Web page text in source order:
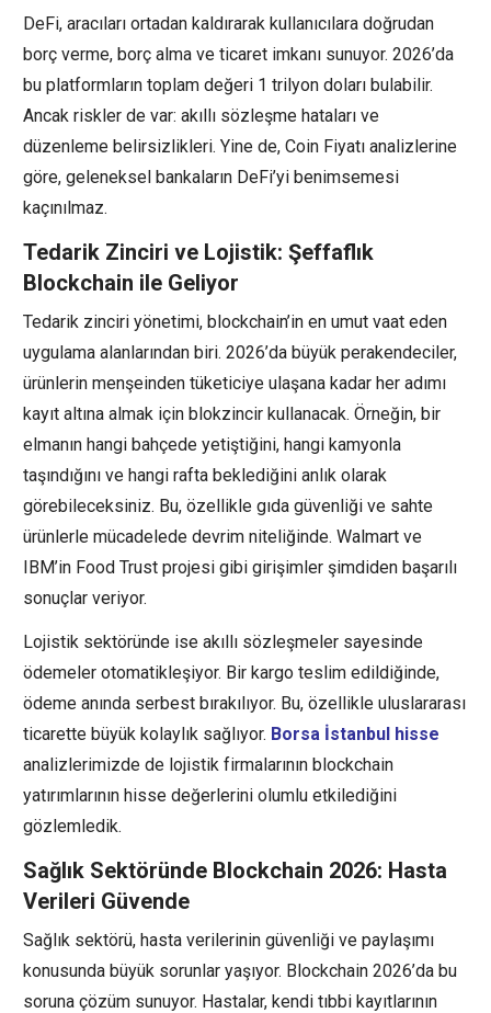
DeFi, aracıları ortadan kaldırarak kullanıcılara doğrudan
borç verme, borç alma ve ticaret imkanı sunuyor. 2026’da
bu platformların toplam değeri 1 trilyon doları bulabilir.
Ancak riskler de var: akıllı sözleşme hataları ve
düzenleme belirsizlikleri. Yine de, Coin Fiyatı analizlerine
göre, geleneksel bankaların DeFi’yi benimsemesi
kaçınılmaz.
Tedarik Zinciri ve Lojistik: Şeffaflık
Blockchain ile Geliyor
Tedarik zinciri yönetimi, blockchain’in en umut vaat eden
uygulama alanlarından biri. 2026’da büyük perakendeciler,
ürünlerin menşeinden tüketiciye ulaşana kadar her adımı
kayıt altına almak için blokzincir kullanacak. Örneğin, bir
elmanın hangi bahçede yetiştiğini, hangi kamyonla
taşındığını ve hangi rafta beklediğini anlık olarak
görebileceksiniz. Bu, özellikle gıda güvenliği ve sahte
ürünlerle mücadelede devrim niteliğinde. Walmart ve
IBM’in Food Trust projesi gibi girişimler şimdiden başarılı
sonuçlar veriyor.
Lojistik sektöründe ise akıllı sözleşmeler sayesinde
ödemeler otomatikleşiyor. Bir kargo teslim edildiğinde,
ödeme anında serbest bırakılıyor. Bu, özellikle uluslararası
ticarette büyük kolaylık sağlıyor. Borsa İstanbul hisse
analizlerimizde de lojistik firmalarının blockchain
yatırımlarının hisse değerlerini olumlu etkilediğini
gözlemledik.
Sağlık Sektöründe Blockchain 2026: Hasta
Verileri Güvende
Sağlık sektörü, hasta verilerinin güvenliği ve paylaşımı
konusunda büyük sorunlar yaşıyor. Blockchain 2026’da bu
soruna çözüm sunuyor. Hastalar, kendi tıbbi kayıtlarının